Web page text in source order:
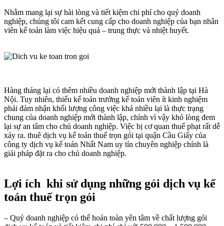
Nhằm mang lại sự hài lòng và tiết kiệm chi phí cho quý doanh
nghiệp, chúng tôi cam kết cung cấp cho doanh nghiệp của bạn nhân
viên kế toán làm việc hiệu quả – trung thực và nhiệt huyết.
Hàng tháng lại có thêm nhiều doanh nghiệp mới thành lập tại Hà
Nội. Tuy nhiên, thiếu kế toán trưởng kế toán viên ít kinh nghiệm
phải đảm nhận khối lượng công việc khá nhiều lại là thực trạng
chung của doanh nghiệp mới thành lập, chính vì vậy khó lòng đem
lại sự an tâm cho chủ doanh nghiệp. Việc bị cơ quan thuế phạt rất dễ
xảy ra. thuê dịch vụ kế toán thuế trọn gói tại quận Cầu Giấy của
công ty dịch vụ kế toán Nhất Nam uy tín chuyên nghiệp chính là
giải pháp đặt ra cho chủ doanh nghiệp.
Lợi ích khi sử dụng những gói dịch vụ kế
toán thuế trọn gói
– Quý doanh nghiệp có thể hoán toàn yên tâm về chất lượng gói